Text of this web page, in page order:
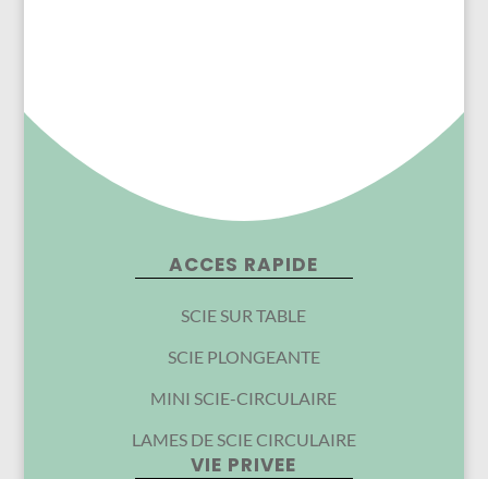
ACCES RAPIDE
SCIE SUR TABLE
SCIE PLONGEANTE
MINI SCIE-CIRCULAIRE
LAMES DE SCIE CIRCULAIRE
VIE PRIVEE